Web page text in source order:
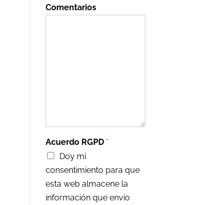
Comentarios
Acuerdo RGPD *
Doy mi
consentimiento para que
esta web almacene la
información que envío